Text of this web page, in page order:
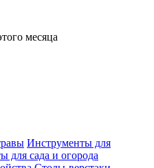
месяца
Инструменты для
для сада и огорода